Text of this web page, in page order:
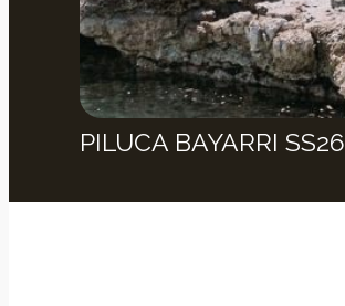
PILUCA BAYARRI SS26